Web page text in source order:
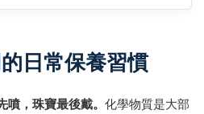
日常保養習慣
，珠寶最後戴。 化學物質是大部